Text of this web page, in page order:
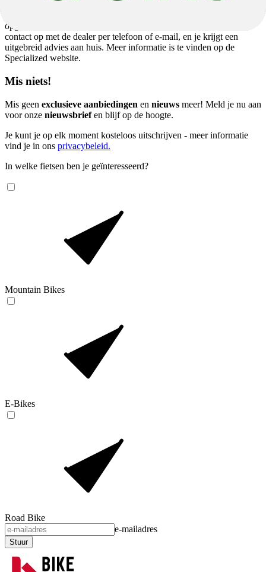
opgepikt. Als je de juiste fiets hebt gevonden, neem dan gewoon
contact op met de dealer per telefoon of e-mail, en je krijgt een
uitgebreid advies aan huis. Meer informatie is te vinden op de
Specialized website.
Mis niets!
Mis geen exclusieve aanbiedingen en nieuws meer! Meld je nu aan
voor onze nieuwsbriefen blijf op de hoogte.
Je kunt je op elk moment kosteloos uitschrijven - meer informatie
vind je in ons privacybeleid.
In welke fietsen ben je geïnteresseerd?
Mountain Bikes
E-Bikes
Road Bike
e-mailadres
Stuur